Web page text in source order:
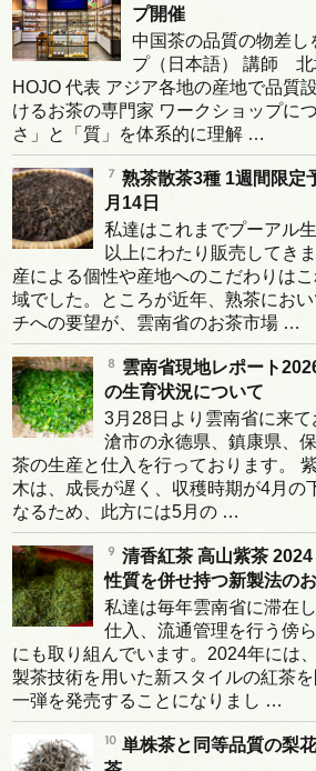
プ開催
中国茶の品質の物差し
プ（日本語） 講師
HOJO 代表 アジア各地の産地で品質
けるお茶の専門家 ワークショップに
さ」と「質」を体系的に理解 …
熟茶散茶3種 1週間限定
月14日
私達はこれまでプーアル
以上にわたり販売してき
産による個性や産地へのこだわりは
域でした。ところが近年、熟茶にお
チへの要望が、雲南省のお茶市場 …
雲南省現地レポート
の生育状況について
3月28日より雲南省に来
滄市の永德県、鎮康県、
茶の生産と仕入を行っております。
木は、成長が遅く、収穫時期が4月の
なるため、此方には5月の …
清香紅茶 高山紫茶
性質を併せ持つ新製法の
私達は毎年雲南省に滞在
仕入、流通管理を行う傍
にも取り組んでいます。2024年には
製茶技術を用いた新スタイルの紅茶
一弾を発売することになりまし …
単株茶と同等品質の梨